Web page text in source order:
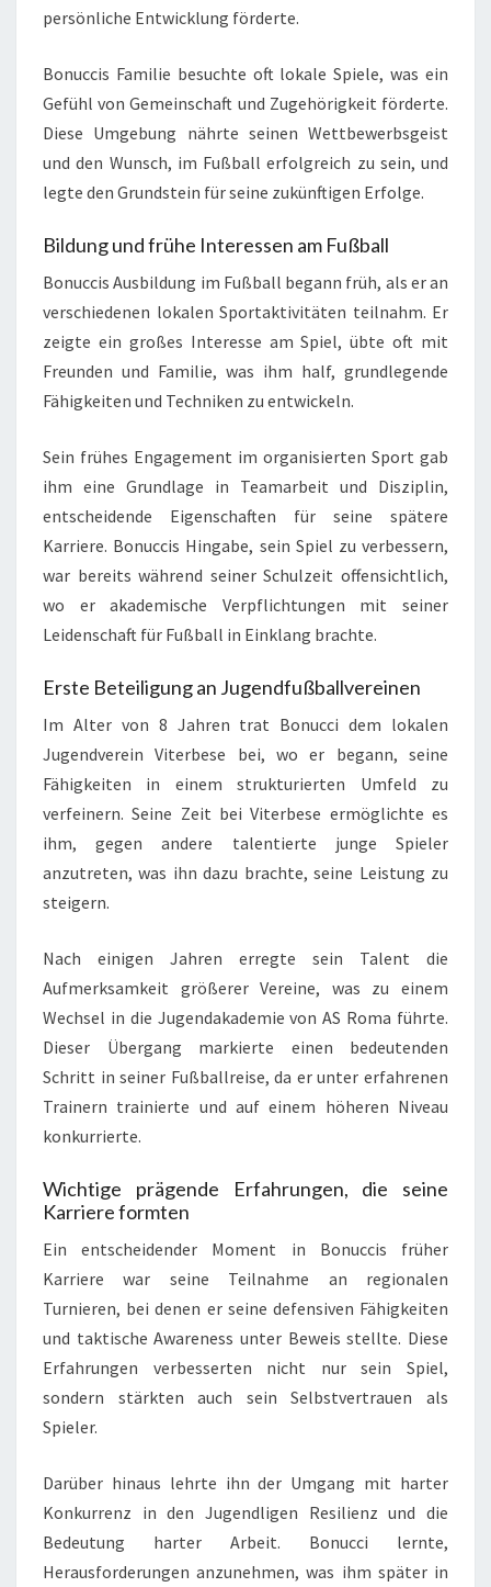
persönliche Entwicklung förderte.
Bonuccis Familie besuchte oft lokale Spiele, was ein
Gefühl von Gemeinschaft und Zugehörigkeit förderte.
Diese Umgebung nährte seinen Wettbewerbsgeist
und den Wunsch, im Fußball erfolgreich zu sein, und
legte den Grundstein für seine zukünftigen Erfolge.
Bildung und frühe Interessen am Fußball
Bonuccis Ausbildung im Fußball begann früh, als er an
verschiedenen lokalen Sportaktivitäten teilnahm. Er
zeigte ein großes Interesse am Spiel, übte oft mit
Freunden und Familie, was ihm half, grundlegende
Fähigkeiten und Techniken zu entwickeln.
Sein frühes Engagement im organisierten Sport gab
ihm eine Grundlage in Teamarbeit und Disziplin,
entscheidende Eigenschaften für seine spätere
Karriere. Bonuccis Hingabe, sein Spiel zu verbessern,
war bereits während seiner Schulzeit offensichtlich,
wo er akademische Verpflichtungen mit seiner
Leidenschaft für Fußball in Einklang brachte.
Erste Beteiligung an Jugendfußballvereinen
Im Alter von 8 Jahren trat Bonucci dem lokalen
Jugendverein Viterbese bei, wo er begann, seine
Fähigkeiten in einem strukturierten Umfeld zu
verfeinern. Seine Zeit bei Viterbese ermöglichte es
ihm, gegen andere talentierte junge Spieler
anzutreten, was ihn dazu brachte, seine Leistung zu
steigern.
Nach einigen Jahren erregte sein Talent die
Aufmerksamkeit größerer Vereine, was zu einem
Wechsel in die Jugendakademie von AS Roma führte.
Dieser Übergang markierte einen bedeutenden
Schritt in seiner Fußballreise, da er unter erfahrenen
Trainern trainierte und auf einem höheren Niveau
konkurrierte.
Wichtige prägende Erfahrungen, die seine
Karriere formten
Ein entscheidender Moment in Bonuccis früher
Karriere war seine Teilnahme an regionalen
Turnieren, bei denen er seine defensiven Fähigkeiten
und taktische Awareness unter Beweis stellte. Diese
Erfahrungen verbesserten nicht nur sein Spiel,
sondern stärkten auch sein Selbstvertrauen als
Spieler.
Darüber hinaus lehrte ihn der Umgang mit harter
Konkurrenz in den Jugendligen Resilienz und die
Bedeutung harter Arbeit. Bonucci lernte,
Herausforderungen anzunehmen, was ihm später in